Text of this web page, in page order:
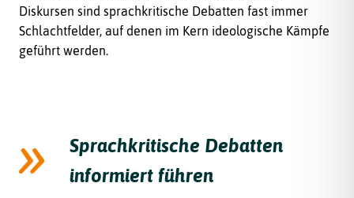
Diskursen sind sprachkritische Debatten fast immer
Schlachtfelder, auf denen im Kern ideologische Kämpfe
geführt werden.
Sprachkritische Debatten
informiert führen